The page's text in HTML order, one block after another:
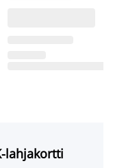
lahjakortti